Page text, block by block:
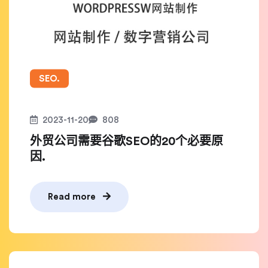
SEO.
2023-11-20 808
外贸公司需要谷歌SEO的20个必要原
因.
Read more